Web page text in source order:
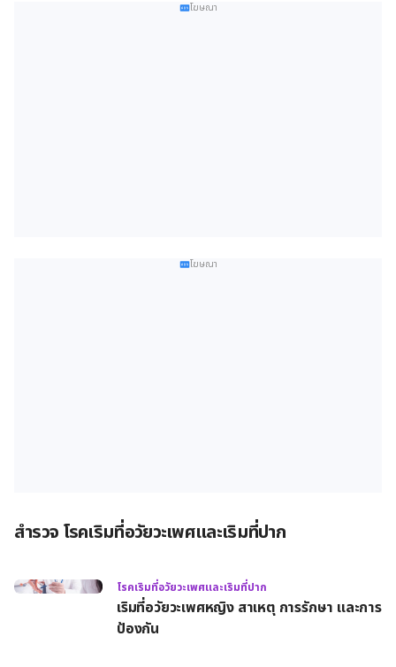
โฆษณา
โฆษณา
สำรวจ โรคเริมที่อวัยวะเพศและเริมที่ปาก
โรคเริมที่อวัยวะเพศและเริมที่ปาก
เริมที่อวัยวะเพศหญิง สาเหตุ การรักษา และการ
ป้องกัน